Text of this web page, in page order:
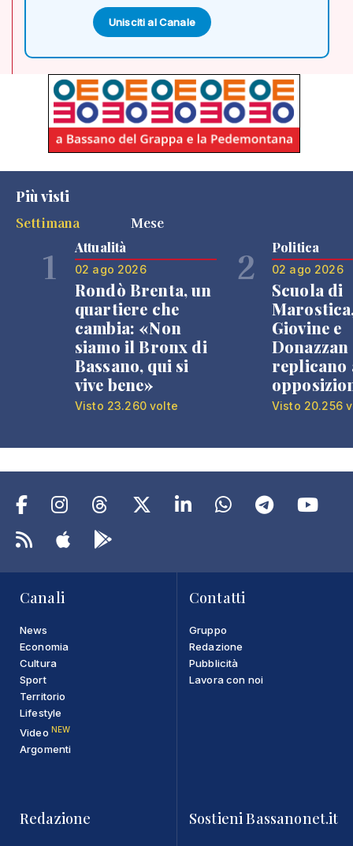
Unisciti al Canale
Più visti
Settimana
Mese
1 Attualità
02 ago 2026
Rondò Brenta, un
quartiere che
cambia: «Non
siamo il Bronx di
Bassano, qui si
vive bene»
Visto 23.260 volte
2 Politica
02 ago 2026
Scuola di
Giovine e
Donazzan
replicano
Visto 20.256
Canali
News
Economia
Cultura
Sport
Territorio
Lifestyle
Video NEW
Argomenti
Contatti
Gruppo
Redazione
Pubblicità
Lavora con noi
Redazione Sostieni Bassanonet.it